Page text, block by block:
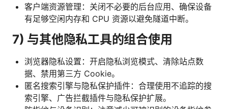
客户端资源管理：关闭不必要的后台应用、确保设备
有足够空闲内存和 CPU 资源以避免隧道中断。
7) 与其他隐私工具的组合使用
浏览器隐私设置：开启隐私浏览模式、清除站点数
据、禁用第三方 Cookie。
匿名搜索引擎与隐私保护插件：合理使用不追踪的搜
索引擎、广告拦截插件与隐私保护扩展。